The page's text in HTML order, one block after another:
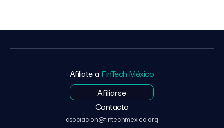
Afíliate a FinTech México
Afiliarse
Contacto
asociacion@fintechmexico.org